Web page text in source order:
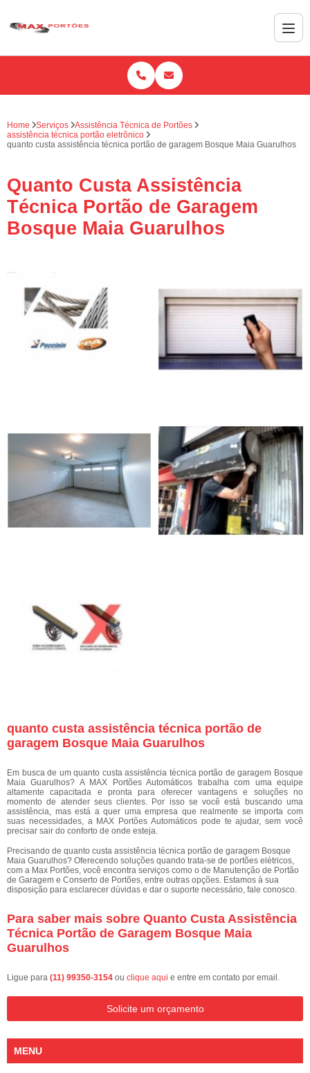
Home Serviços
Assistência Técnica de Portões
assistência técnica portão eletrônico
quanto custa assistência técnica portão de garagem Bosque Maia Guarulhos
Quanto Custa Assistência
Técnica Portão de Garagem
Bosque Maia Guarulhos
quanto custa assistência técnica portão de
garagem Bosque Maia Guarulhos
Em busca de um quanto custa assistência técnica portão de garagem Bosque
Maia Guarulhos? A MAX Portões Automáticos trabalha com uma equipe
altamente capacitada e pronta para oferecer vantagens e soluções no
momento de atender seus clientes. Por isso se você está buscando uma
assistência, mas está a quer uma empresa que realmente se importa com
suas necessidades, a MAX Portões Automáticos pode te ajudar, sem você
precisar sair do conforto de onde esteja.
Precisando de quanto custa assistência técnica portão de garagem Bosque
Maia Guarulhos? Oferecendo soluções quando trata-se de portões elétricos,
com a Max Portões, você encontra serviços como o de Manutenção de Portão
de Garagem e Conserto de Portões, entre outras opções. Estamos à sua
disposição para esclarecer dúvidas e dar o suporte necessário, fale conosco.
Para saber mais sobre Quanto Custa Assistência
Técnica Portão de Garagem Bosque Maia
Guarulhos
Ligue para (11) 99350-3154 ou clique aqui e entre em contato por email.
Solicite um orçamento
MENU